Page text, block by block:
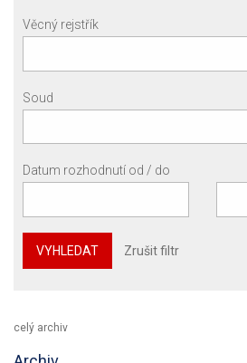
Věcný rejstřík
Soud
Datum rozhodnutí od / do
VYHLEDAT Zrušit filtr
celý archiv